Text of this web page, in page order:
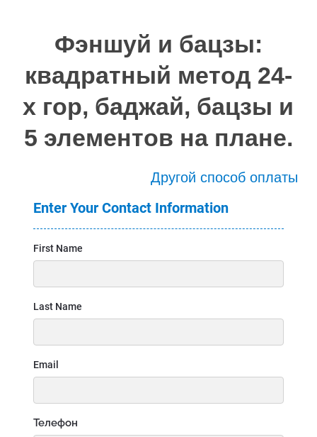
Фэншуй и бацзы:
квадратный метод 24-
х гор, баджай, бацзы и
5 элементов на плане.
Другой способ оплаты